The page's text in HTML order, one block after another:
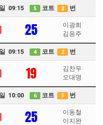
09:15 5 코트 2 번
25
이광희
김응주
09:15 4 코트 2 번
19
김찬우
오대명
10:00 6 코트 5 번
25
이동철
이지완